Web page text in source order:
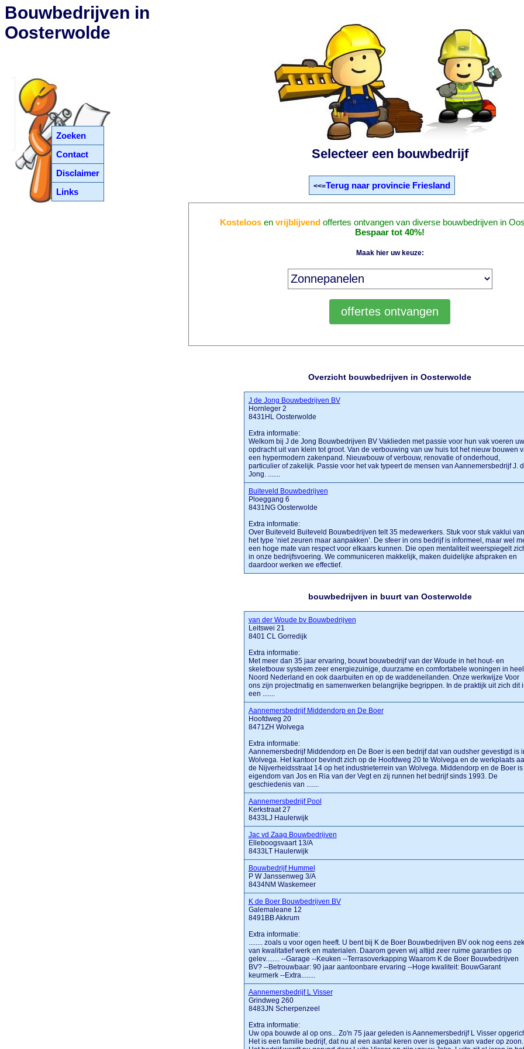
Zoeken
Contact
Disclaimer
Links
Bouwbedrijven in
Oosterwolde
Selecteer een bouwbedrijf
<<=Terug naar provincie Friesland
Kosteloos envrijblijvend offertes ontvangen van diverse bouwbedrijven in
Bespaar tot 40%!
Maak hier uw keuze:
Overzicht bouwbedrijven in Oosterwolde
J de Jong Bouwbedrijven BV
Hornleger 2
8431HL Oosterwolde
Extra informatie:
Welkom bij J de Jong Bouwbedrijven BV Vaklieden met passie voor hun vak voeren uw
opdracht uit van klein tot groot. Van de verbouwing van uw huis tot het nieuw bouwen
een hypermodern zakenpand. Nieuwbouw of verbouw, renovatie of onderhoud,
particulier of zakelijk. Passie voor het vak typeert de mensen van Aannemersbedrijf J.
Jong. .......
Buiteveld Bouwbedrijven
Ploeggang 6
8431NG Oosterwolde
Extra informatie:
Over Buiteveld Buiteveld Bouwbedrijven telt 35 medewerkers. Stuk voor stuk vaklui van
het type ‘niet zeuren maar aanpakken’. De sfeer in ons bedrijf is informeel, maar wel
een hoge mate van respect voor elkaars kunnen. Die open mentaliteit weerspiegelt
in onze bedrijfsvoering. We communiceren makkelijk, maken duidelijke afspraken en
daardoor werken we effectief.
bouwbedrijven in buurt van Oosterwolde
van der Woude bv Bouwbedrijven
Leitswei 21
8401 CL Gorredijk
Extra informatie:
Met meer dan 35 jaar ervaring, bouwt bouwbedrijf van der Woude in het hout- en
skeletbouw systeem zeer energiezuinige, duurzame en comfortabele woningen in heel
Noord Nederland en ook daarbuiten en op de waddeneilanden. Onze werkwijze Voor
ons zijn projectmatig en samenwerken belangrijke begrippen. In de praktijk uit zich dit
een .......
Aannemersbedrijf Middendorp en De Boer
Hoofdweg 20
8471ZH Wolvega
Extra informatie:
Aannemersbedrijf Middendorp en De Boer is een bedrijf dat van oudsher gevestigd is
Wolvega. Het kantoor bevindt zich op de Hoofdweg 20 te Wolvega en de werkplaats
de Nijverheidsstraat 14 op het industrieterrein van Wolvega. Middendorp en de Boer is
eigendom van Jos en Ria van der Vegt en zij runnen het bedrijf sinds 1993. De
geschiedenis van .......
Aannemersbedrijf Pool
Kerkstraat 27
8433LJ Haulerwijk
Jac vd Zaag Bouwbedrijven
Elleboogsvaart 13/A
8433LT Haulerwijk
Bouwbedrijf Hummel
P W Janssenweg 3/A
8434NM Waskemeer
K de Boer Bouwbedrijven BV
Galemaleane 12
8491BB Akkrum
Extra informatie:
........ zoals u voor ogen heeft. U bent bij K de Boer Bouwbedrijven BV ook nog eens
van kwalitatief werk en materialen. Daarom geven wij altijd zeer ruime garanties op
gelev........ --Garage --Keuken --Terrasoverkapping Waarom K de Boer Bouwbedrijven
BV? --Betrouwbaar: 90 jaar aantoonbare ervaring --Hoge kwaliteit: BouwGarant
keurmerk --Extra........
Aannemersbedrijf L Visser
Grindweg 260
8483JN Scherpenzeel
Extra informatie:
Uw opa bouwde al op ons... Zo'n 75 jaar geleden is Aannemersbedrijf L Visser
Het is een familie bedrijf, dat nu al een aantal keren over is gegaan van vader op zoon.